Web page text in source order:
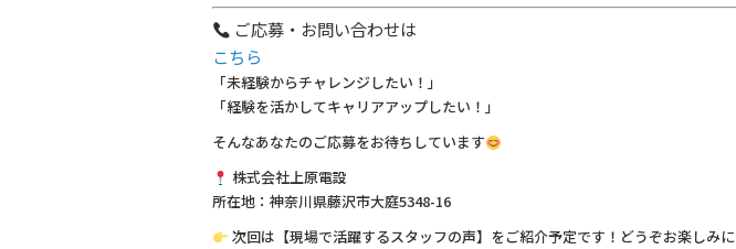
ご応募・お問い合わせは
こちら
「未経験からチャレンジしたい！」
「経験を活かしてキャリアアップしたい！」
そんなあなたのご応募をお待ちしています
株式会社上原電設
所在地：神奈川県藤沢市大庭5348-16
次回は【現場で活躍するスタッフの声】をご紹介予定です！どうぞお楽しみに